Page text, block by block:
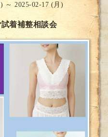
～ 2025-02-17 (月)
着補整相談会